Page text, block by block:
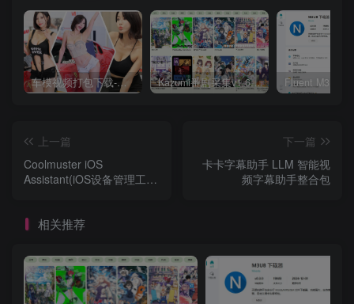
车模视频打包下载-高清无水印版 Kazumi番剧采集v1.6.9：支持自定义规则+在线观看+弹幕，跨平台下载
上一篇
Coolmuster iOS
Assistant(iOS设备管理工
下一篇
卡卡字幕助手 LLM 智能视
频字幕助手整合包
相关推荐